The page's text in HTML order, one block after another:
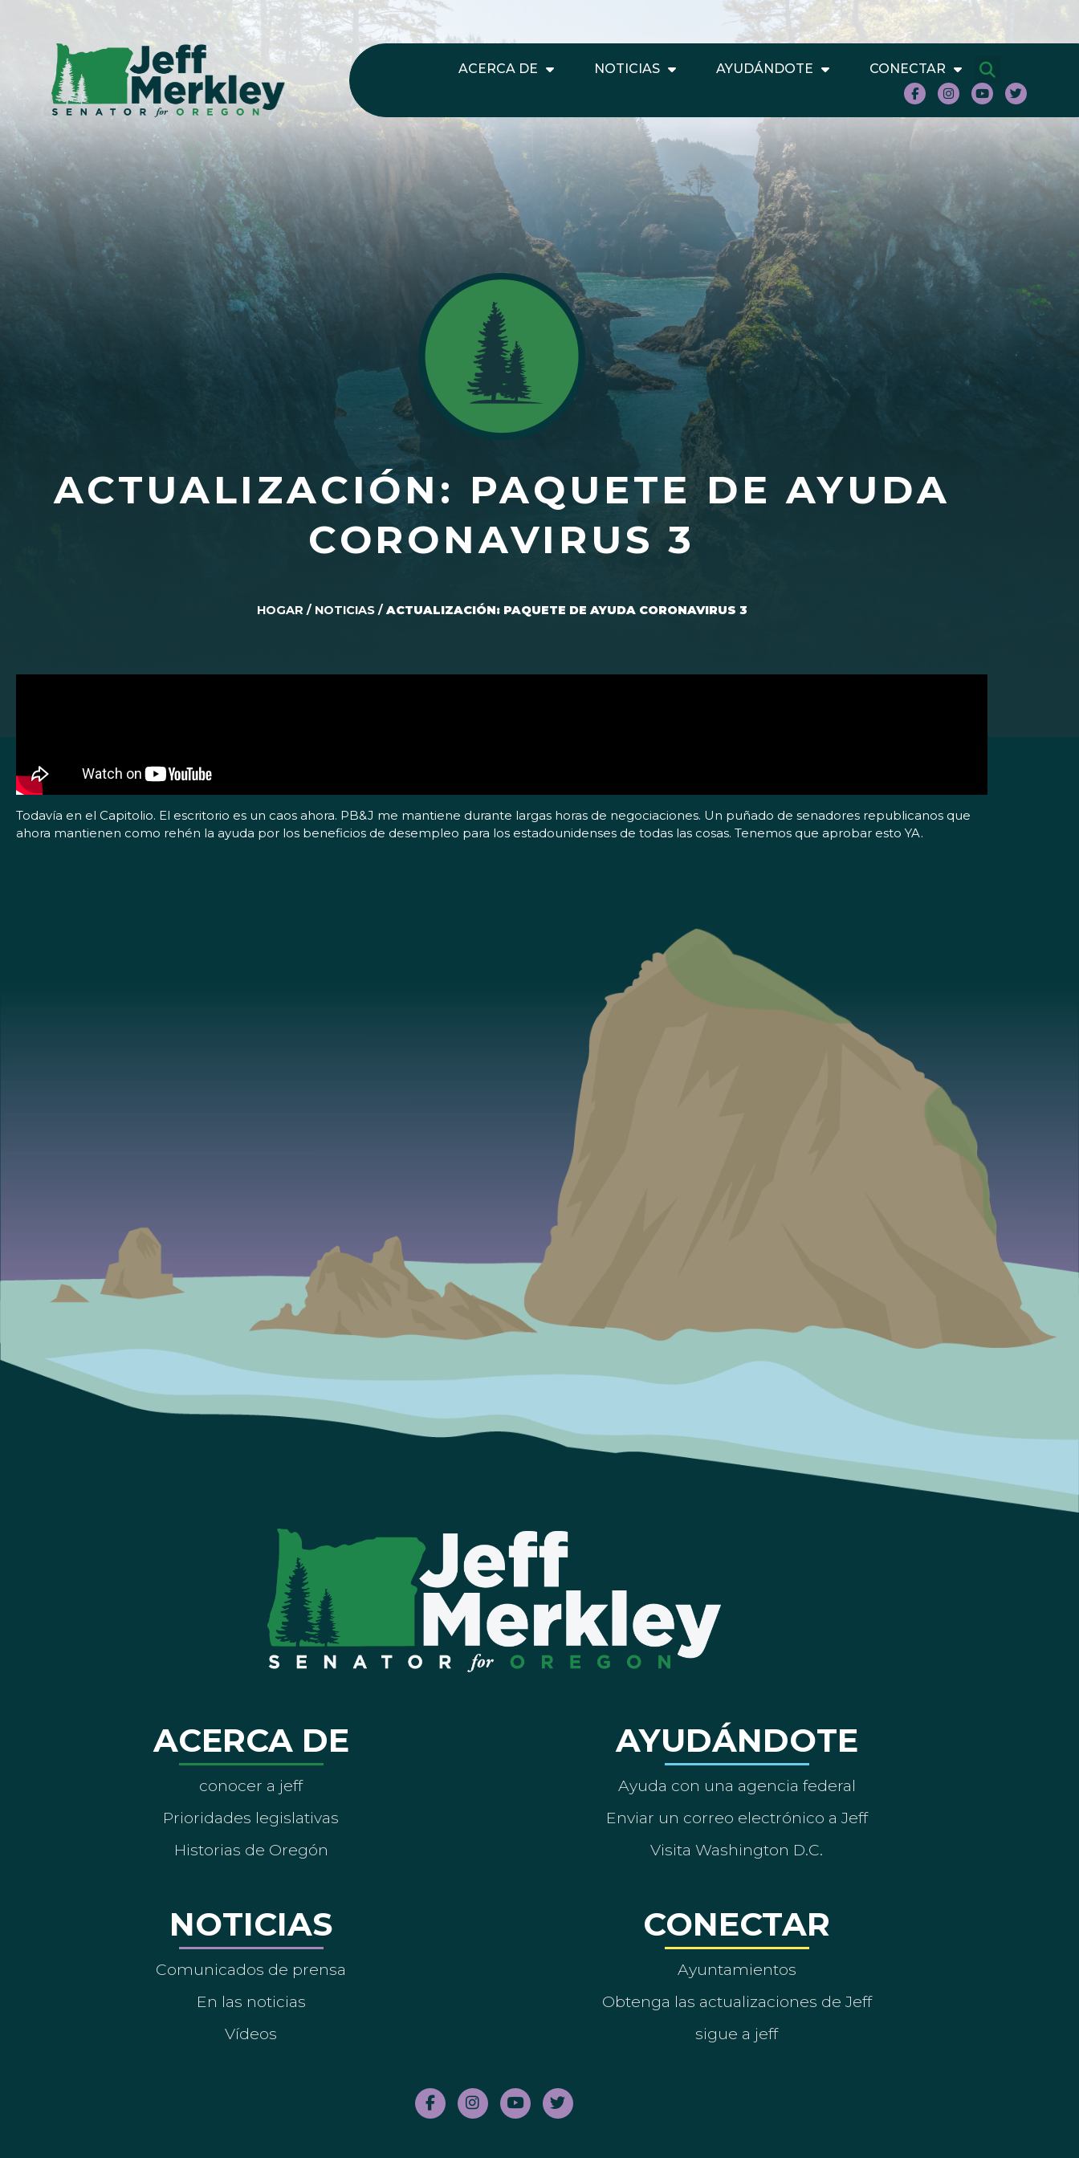
ACERCA DE NOTICIAS AYUDÁNDOTE CONECTAR
ACTUALIZACIÓN: PAQUETE DE AYUDA
CORONAVIRUS 3
HOGAR / NOTICIAS/ ACTUALIZACIÓN: PAQUETE DE AYUDA CORONAVIRUS 3
Todavía en el Capitolio. El escritorio es un caos ahora. PB&J me mantiene durante largas horas de negociaciones. Un puñado de senadores republicanos que
ahora mantienen como rehén la ayuda por los beneficios de desempleo para los estadounidenses de todas las cosas. Tenemos que aprobar esto YA.
ACERCA DE
conocer a jeff
Prioridades legislativas
Historias de Oregón
NOTICIAS
Comunicados de prensa
En las noticias
Vídeos
AYUDÁNDOTE
Ayuda con una agencia federal
Enviar un correo electrónico a Jeff
Visita Washington D.C.
CONECTAR
Ayuntamientos
Obtenga las actualizaciones de Jeff
sigue a jeff